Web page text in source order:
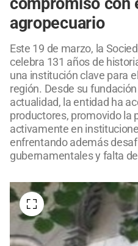
agropecuario
Este 19 de marzo, la
celebra 131 años de
una institución clave para
región. Desde su
actualidad, la entidad ha
productores, promovido la
activamente en
enfrentando además
gubernamentales y falta